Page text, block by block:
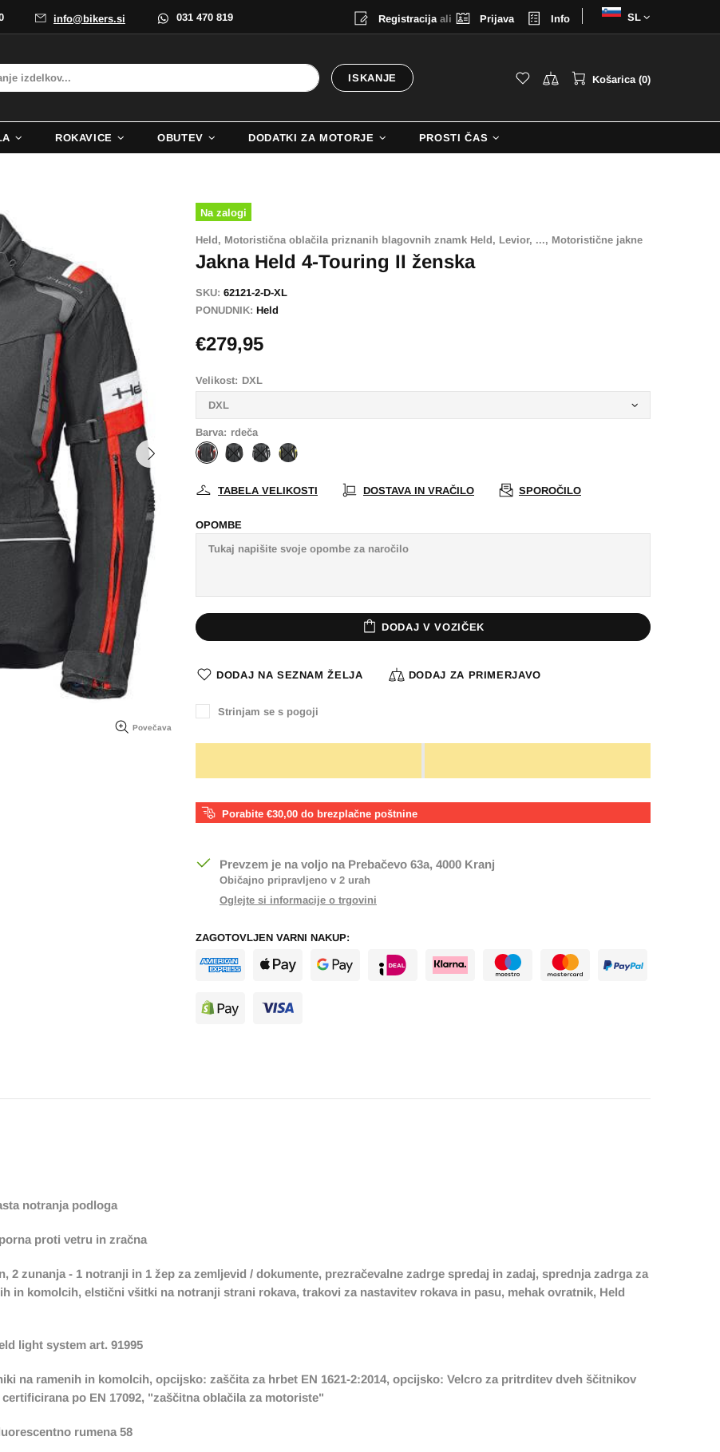
info@bikers.si 031 470 819 Registracija ali Prijava Info
Izberi
ISKANJE Košarica (0)
ROKAVICE OBUTEV DODATKI ZA MOTORJE PROSTI ČAS
Povečava
Na zalogi
Held, Motoristična oblačila priznanih blagovnih znamk Held, Levior, ..., Motoristične jakne
Jakna Held 4-Touring II ženska
SKU: 62121-2-D-XL
PONUDNIK: Held
€279,95
Velikost: DXL
Barva: rdeča
TABELA VELIKOSTI DOSTAVA IN VRAČILO SPOROČILO
OPOMBE
DODAJ V VOZIČEK
DODAJ NA SEZNAM ŽELJA DODAJ ZA PRIMERJAVO
Strinjam se s pogoji
Porabite €30,00 do brezplačne poštnine
Prevzem je na voljo na Prebačevo 63a, 4000 Kranj
Običajno pripravljeno v 2 urah
Oglejte si informacije o trgovini
ZAGOTOVLJEN VARNI NAKUP:
notranja podloga
proti vetru in zračna
zunanja - 1 notranji in 1 žep za zemljevid / dokumente, prezračevalne zadrge spredaj in zadaj, sprednja zadrga za
in komolcih, elstični všitki na notranji strani rokava, trakovi za nastavitev rokava in pasu, mehak ovratnik, Held
light system art. 91995
na ramenih in komolcih, opcijsko: zaščita za hrbet EN 1621-2:2014, opcijsko: Velcro za pritrditev dveh ščitnikov
po EN 17092, "zaščitna oblačila za motoriste"
rumena 58